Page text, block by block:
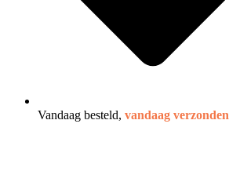
Vandaag besteld, vandaag verzonden